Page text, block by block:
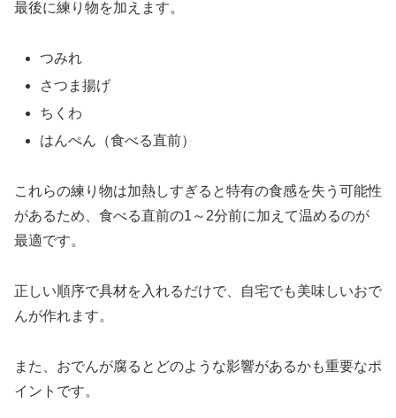
最後に練り物を加えます。
つみれ
さつま揚げ
ちくわ
はんぺん（食べる直前）
これらの練り物は加熱しすぎると特有の食感を失う可能性
があるため、食べる直前の1～2分前に加えて温めるのが
最適です。
正しい順序で具材を入れるだけで、自宅でも美味しいおで
んが作れます。
また、おでんが腐るとどのような影響があるかも重要なポ
イントです。